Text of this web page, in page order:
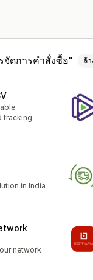
จัดการคำสั่งซื้อ ล้า
tracking.
in India
network